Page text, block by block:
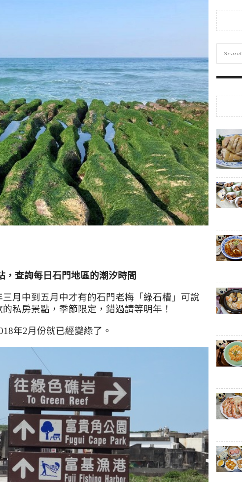
查詢每日石門地區的潮汐時間
月中到五月中才有的石門老梅「綠石槽」可說
私房景點，季節限定，錯過請等明年！
年2月份就已經變綠了。